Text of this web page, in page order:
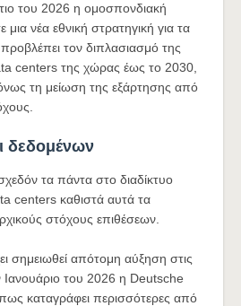
του 2026 η ομοσπονδιακή
νέα εθνική στρατηγική για τα
τον διπλασιασμό της
centers της χώρας έως το 2030,
τη μείωση της εξάρτησης από
δεδομένων
τα πάντα στο διαδίκτυο
centers καθιστά αυτά τα
στόχους επιθέσεων.
σημειωθεί απότομη αύξηση στις
Ιανουάριο του 2026 η Deutsche
καταγράφει περισσότερες από